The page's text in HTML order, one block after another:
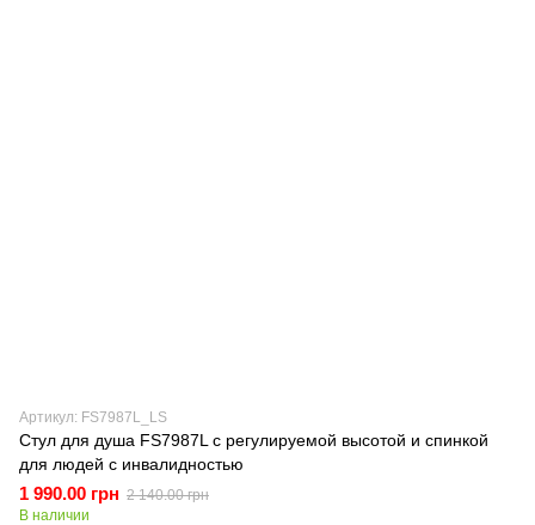
Артикул: FS7987L_LS
Стул для душа FS7987L с регулируемой высотой и спинкой
для людей с инвалидностью
1 990.00 грн 2 140.00 грн
В наличии